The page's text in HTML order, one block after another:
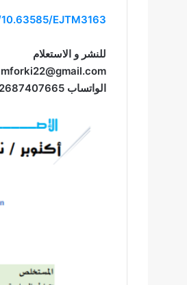
EJTM3163
للنشر و الاستعلام
mforki22@gmail.com
الواتساب 00212687407665